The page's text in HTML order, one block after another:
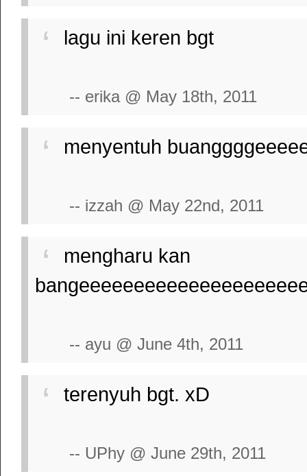
lagu ini keren bgt
-- erika @ May 18th, 2011
menyentuh
-- izzah @ May 22nd, 2011
mengharu kan
-- ayu @ June 4th, 2011
terenyuh bgt. xD
-- UPhy @ June 29th, 2011